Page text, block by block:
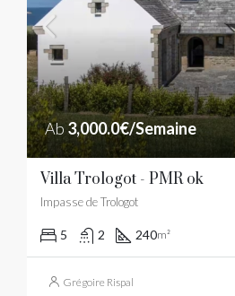
Ab 3,000.0€/Semaine
Villa Trologot - PMR ok
Impasse de Trologot
5 2 240m²
Grégoire Rispal